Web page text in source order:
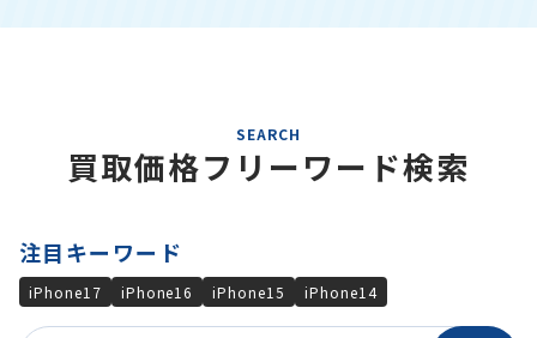
SEARCH
買取価格フリーワード検索
注目キーワード
iPhone17 iPhone16 iPhone15 iPhone14